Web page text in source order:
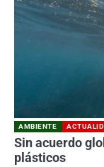
AMBIENTE
Sin acuerdo
plásticos